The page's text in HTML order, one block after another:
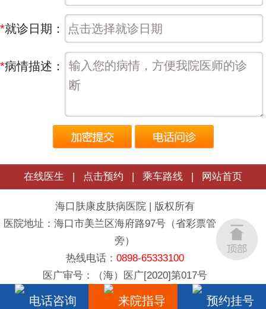
*就诊日期：
*病情描述：
在线医生 | 点击预约 | 乘车路线 | 网站首页
海口肤康皮肤病医院 | 版权所有
医院地址：海口市美兰区海府路97号（省彩票管理中心
旁）
热线电话： 0898-65333100
医广审号：（海）医广[2020]第017号
电话咨询 来院指导 预约挂号